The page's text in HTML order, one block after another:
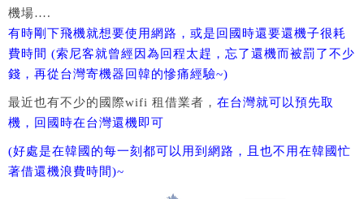
機場….
有時剛下飛機就想要使用網路，或是回國時還要還機子很耗
費時間 (索尼客就曾經因為回程太趕，忘了還機而被罰了不少
錢，再從台灣寄機器回韓的慘痛經驗~)
最近也有不少的國際wifi 租借業者， 在台灣就可以預先取
機，回國時在台灣還機即可
(好處是在韓國的每一刻都可以用到網路，且也不用在韓國忙
著借還機浪費時間)~